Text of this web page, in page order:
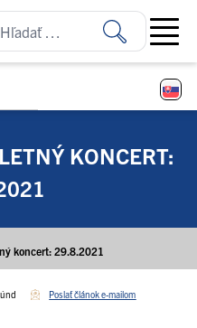
Open
KONCERT:
koncert: 29.8.2021
Poslať článok e-mailom